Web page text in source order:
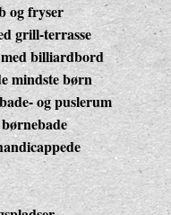
og fryser
grill-terrasse
billiardbord
mindste børn
og puslerum